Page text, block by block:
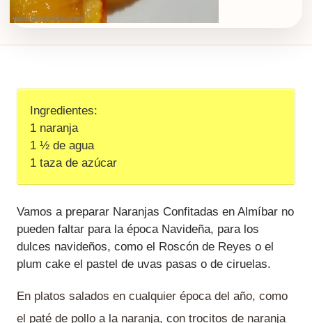
Ingredientes:
1 naranja
1 ½ de agua
1 taza de azúcar
Vamos a preparar Naranjas Confitadas en Almíbar no
pueden faltar para la época Navideña, para los
dulces navideños, como el Roscón de Reyes o el
plum cake el pastel de uvas pasas o de ciruelas.
En platos salados en cualquier época del año, como
el paté de pollo a la naranja, con trocitos de naranja